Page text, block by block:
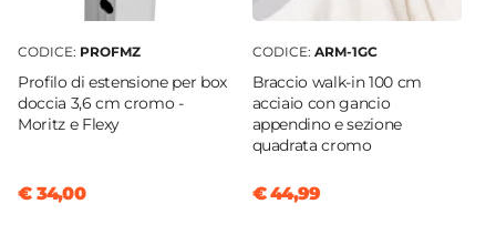
Larghezza Da - A
68 cm| 70 cm
Estensibile
Tramite profilo "Flexy" - € 34
Larghezza Massima
CODICE: PROFMZ
Profilo di estensione per box
doccia 3,6 cm cromo -
Moritz e Flexy
€ 34,00
CODICE: ARM-1GC
Braccio walk-in 100 cm
acciaio con gancio
appendino e sezione
quadrata cromo
€ 44,99